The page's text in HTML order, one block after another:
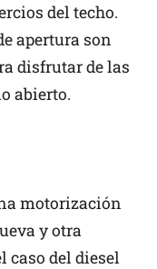
del techo.
apertura son
disfrutar de las
abierto.
motorización
y otra
caso del diesel